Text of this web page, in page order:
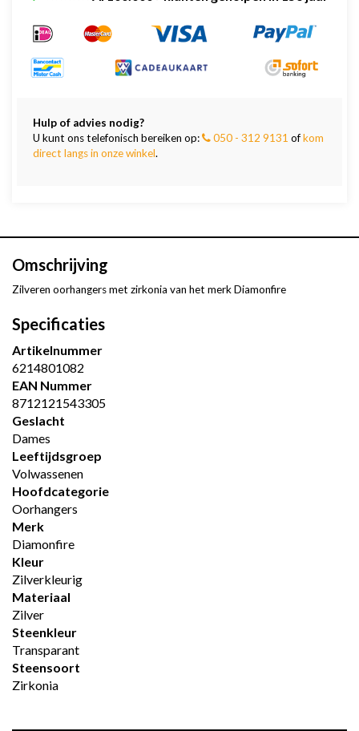
Hulp of advies nodig?
U kunt ons telefonisch bereiken op:
050 - 312 9131 ofkom
direct langs in onze winkel.
Omschrijving
Zilveren oorhangers met zirkonia van het merk Diamonfire
Specificaties
Artikelnummer
6214801082
EAN Nummer
8712121543305
Geslacht
Dames
Leeftijdsgroep
Volwassenen
Hoofdcategorie
Oorhangers
Merk
Diamonfire
Kleur
Zilverkleurig
Materiaal
Zilver
Steenkleur
Transparant
Steensoort
Zirkonia